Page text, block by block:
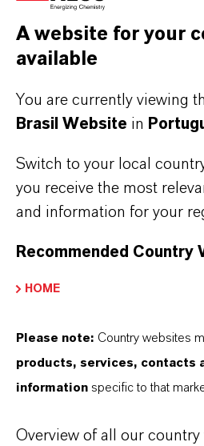
Contato Comercial
Nilva Teresa
Jarinu
+55 114016-8002
ENVIAR UMA
A website for your
available
You are currently viewing
Brasil Website in
Switch to your local
you receive the most
and information for your
Recommended Country
HOME
Please note: Country websites
products, services, contacts
information specific to that
Overview of all our